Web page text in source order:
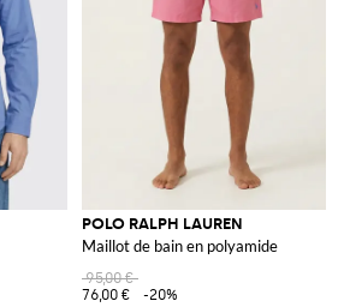
POLO RALPH LAUREN
Maillot de bain en polyamide
95,00 €
76,00 €
-20%